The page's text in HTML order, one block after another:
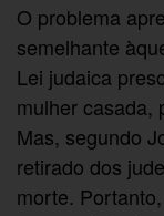
O problema
semelhante
Lei judaica
mulher casada,
Mas, segundo
retirado dos
morte.